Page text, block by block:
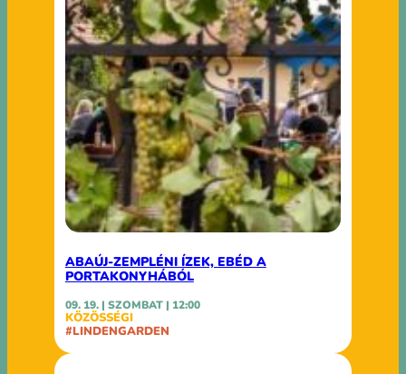
ABAÚJ-ZEMPLÉNI ÍZEK, EBÉD A
PORTAKONYHÁBÓL
09. 19. | SZOMBAT | 12:00
KÖZÖSSÉGI
#LINDENGARDEN